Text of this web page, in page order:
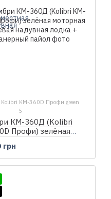
Kolibri KM-360D Профи green
5
КМ-360Д (Kolibri
Профи) зелёная
фанерный пайол
грн